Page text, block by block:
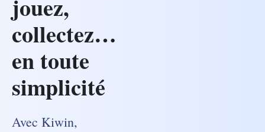
jouez,
collectez…
en toute
simplicité
Avec Kiwin,